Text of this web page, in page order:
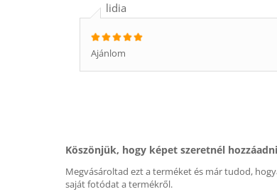
lidia
Ajánlom
Köszönjük, hogy képet szeretnél
Megvásároltad ezt a terméket és már tudod,
saját fotódat a termékről.